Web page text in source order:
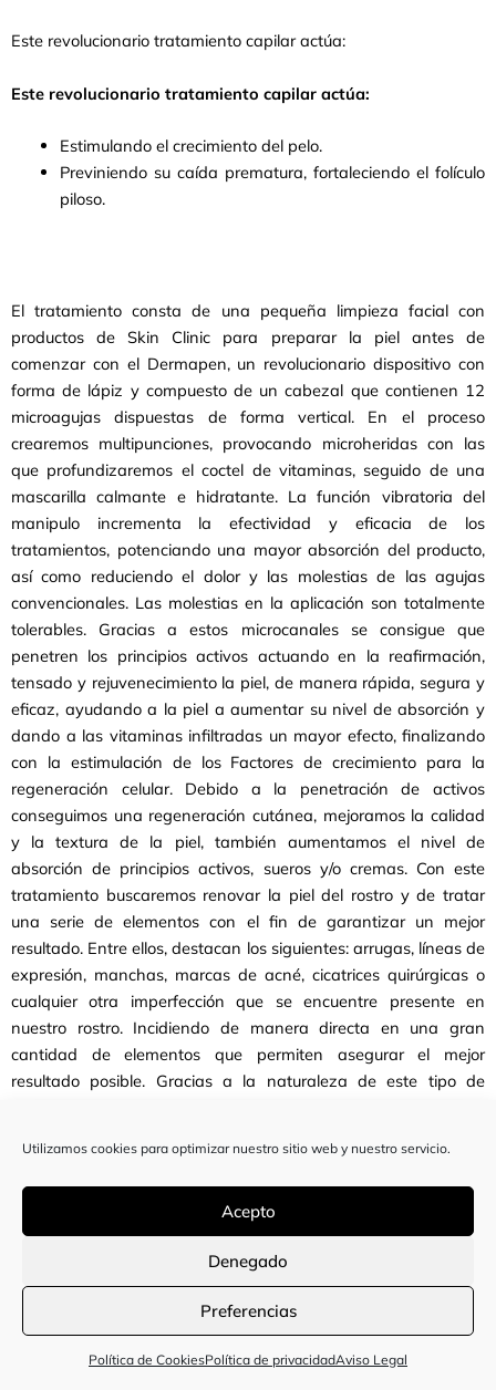
Utilizamos cookies para optimizar nuestro sitio web y nuestro servicio.
Acepto
Denegado
Preferencias
Política de CookiesPolítica de privacidadAviso Legal
Este revolucionario tratamiento capilar actúa:
Este revolucionario tratamiento capilar actúa:
Estimulando el crecimiento del pelo.
Previniendo su caída prematura, fortaleciendo el folículo
piloso.
El tratamiento consta de una pequeña limpieza facial con
productos de Skin Clinic para preparar la piel antes de
comenzar con el Dermapen, un revolucionario dispositivo con
forma de lápiz y compuesto de un cabezal que contienen 12
microagujas dispuestas de forma vertical. En el proceso
crearemos multipunciones, provocando microheridas con las
que profundizaremos el coctel de vitaminas, seguido de una
mascarilla calmante e hidratante. La función vibratoria del
manipulo incrementa la efectividad y eficacia de los
tratamientos, potenciando una mayor absorción del producto,
así como reduciendo el dolor y las molestias de las agujas
convencionales. Las molestias en la aplicación son totalmente
tolerables. Gracias a estos microcanales se consigue que
penetren los principios activos actuando en la reafirmación,
tensado y rejuvenecimiento la piel, de manera rápida, segura y
eficaz, ayudando a la piel a aumentar su nivel de absorción y
dando a las vitaminas infiltradas un mayor efecto, finalizando
con la estimulación de los Factores de crecimiento para la
regeneración celular. Debido a la penetración de activos
conseguimos una regeneración cutánea, mejoramos la calidad
y la textura de la piel, también aumentamos el nivel de
absorción de principios activos, sueros y/o cremas. Con este
tratamiento buscaremos renovar la piel del rostro y de tratar
una serie de elementos con el fin de garantizar un mejor
resultado. Entre ellos, destacan los siguientes: arrugas, líneas de
expresión, manchas, marcas de acné, cicatrices quirúrgicas o
cualquier otra imperfección que se encuentre presente en
nuestro rostro. Incidiendo de manera directa en una gran
cantidad de elementos que permiten asegurar el mejor
resultado posible. Gracias a la naturaleza de este tipo de
piel más elástica, firme, jugosa y con buen aspecto. Se trata de
un tratamiento facial especialmente innovador capaz de
rejuvenecer y de mejorar la piel de nuestro rostro, capaz
también de eliminar las imperfecciones de la piel con el objetivo
de poder lucir una piel perfecta en todo momento. Los
resultados son visibles desde la primera sesión, gracias al nivel
de hidratación y jugosidad conseguidos, pero será a partir de la
evidentes. Se recomiendan sesiones mensuales y un protocolo